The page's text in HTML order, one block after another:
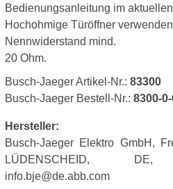
Bedienungsanleitung im
Hochohmige Türöffner
Nennwiderstand mind.
20 Ohm.
Busch-Jaeger Artikel-Nr.: 83300
Busch-Jaeger Bestell-Nr.: 8300-
Hersteller:
Busch-Jaeger Elektro GmbH,
LÜDENSCHEID, DE,
info.bje@de.abb.com